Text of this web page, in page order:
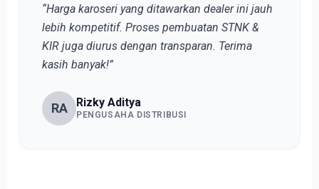
“Harga karoseri yang ditawarkan dealer ini jauh
lebih kompetitif. Proses pembuatan STNK &
KIR juga diurus dengan transparan. Terima
kasih banyak!”
RA Rizky Aditya
PENGUSAHA DISTRIBUSI